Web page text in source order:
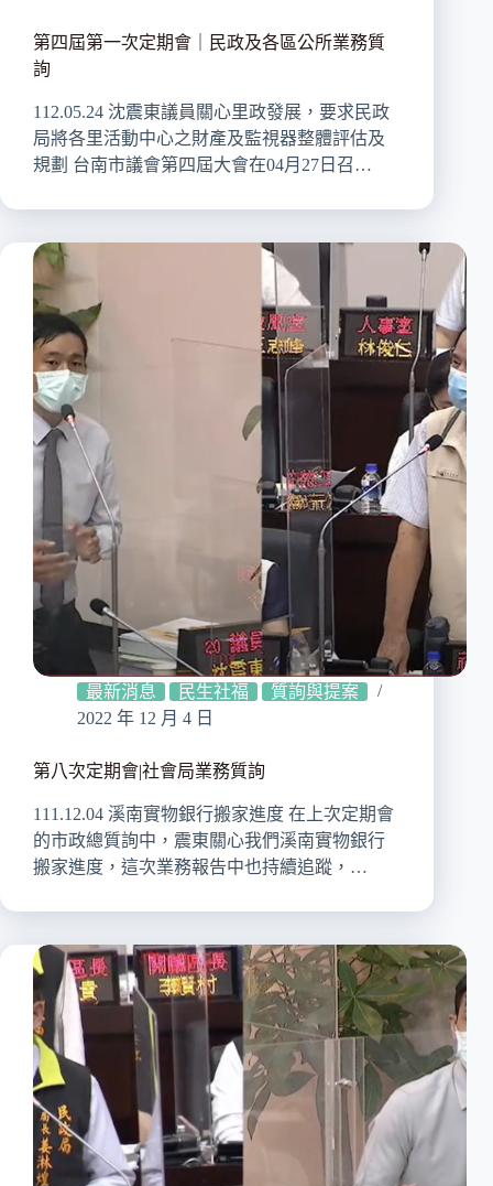
第四屆第一次定期會｜民政及各區公所業務質
詢
112.05.24 沈震東議員關心里政發展，要求民政
局將各里活動中心之財產及監視器整體評估及
規劃 台南市議會第四屆大會在04月27日召…
最新消息 民生社福
質詢與提案
2022 年 12 月 4 日
第八次定期會|社會局業務質詢
111.12.04 溪南實物銀行搬家進度 在上次定期會
的市政總質詢中，震東關心我們溪南實物銀行
搬家進度，這次業務報告中也持續追蹤，…